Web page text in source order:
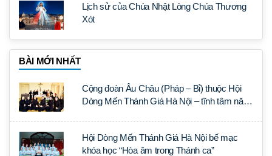
Lịch sử của Chúa Nhật Lòng Chúa Thương
Xót
BÀI MỚI NHẤT
Cộng đoàn Âu Châu (Pháp – Bỉ) thuộc Hội
Dòng Mến Thánh Giá Hà Nội – tĩnh tâm năm
Hội Dòng Mến Thánh Giá Hà Nội bế mạc
khóa học “Hòa âm trong Thánh ca”